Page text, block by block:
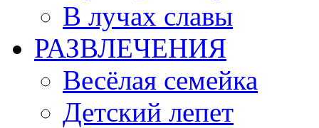
В лучах славы
РАЗВЛЕЧЕНИЯ
Весёлая семейка
Детский лепет